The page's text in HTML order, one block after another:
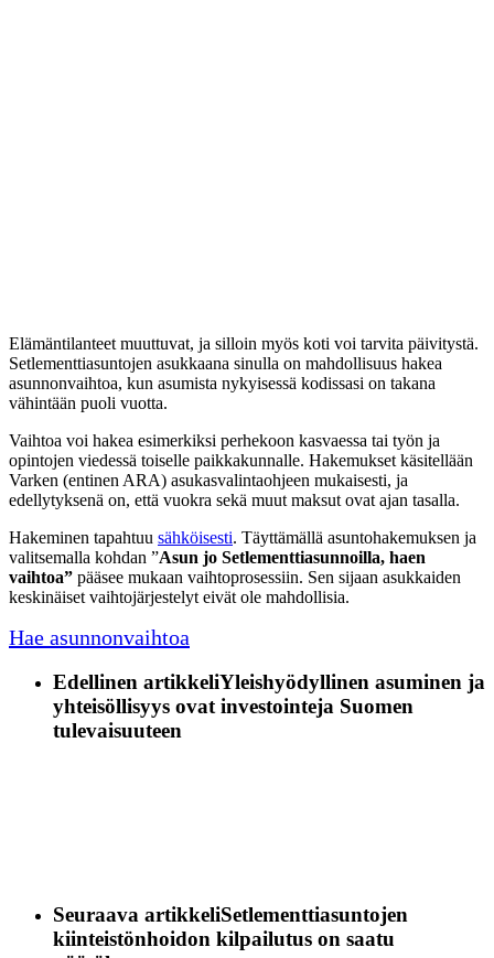
Elämäntilanteet muuttuvat, ja silloin myös koti voi tarvita päivitystä.
Setlementtiasuntojen asukkaana sinulla on mahdollisuus hakea
asunnonvaihtoa, kun asumista nykyisessä kodissasi on takana
vähintään puoli vuotta.
Vaihtoa voi hakea esimerkiksi perhekoon kasvaessa tai työn ja
opintojen viedessä toiselle paikkakunnalle. Hakemukset käsitellään
Varken (entinen ARA) asukasvalintaohjeen mukaisesti, ja
edellytyksenä on, että vuokra sekä muut maksut ovat ajan tasalla.
Hakeminen tapahtuu sähköisesti. Täyttämällä asuntohakemuksen ja
valitsemalla kohdan ”Asun jo Setlementtiasunnoilla, haen
vaihtoa” pääsee mukaan vaihtoprosessiin. Sen sijaan asukkaiden
keskinäiset vaihtojärjestelyt eivät ole mahdollisia.
Hae asunnonvaihtoa
Edellinen artikkeliYleishyödyllinen asuminen ja
yhteisöllisyys ovat investointeja Suomen
tulevaisuuteen
Seuraava artikkeliSetlementtiasuntojen
kiinteistönhoidon kilpailutus on saatu